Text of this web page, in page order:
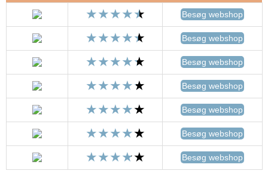
Besøg webshop
Besøg webshop
Besøg webshop
Besøg webshop
Besøg webshop
Besøg webshop
Besøg webshop